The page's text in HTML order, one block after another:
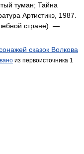
туман; Тайна
Артистикэ, 1987.
стране). —
сказок Волкова
из первоисточника 1